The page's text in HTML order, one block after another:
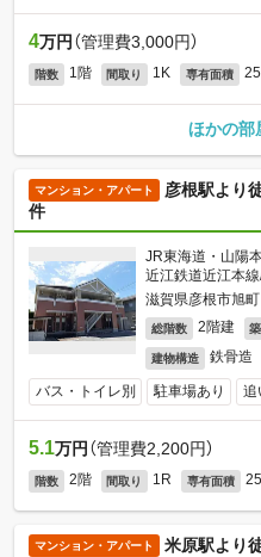
4万円 （管理費3,000円）
階数 1階 間取り 1K 専有面積
ほかの部
マンション・アパート
彦根駅より
件
JR東海道・山陽
近江鉄道近江本
滋賀県彦根市旭町
総階数 2階建
建物構造 鉄骨造
バス・トイレ別 駐車場あり 追
5.1万円 （管理費2,200円）
階数 2階 間取り 1R 専有面積
マンション・アパート
米原駅より